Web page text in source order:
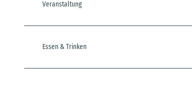
Veranstaltung
Essen & Trinken